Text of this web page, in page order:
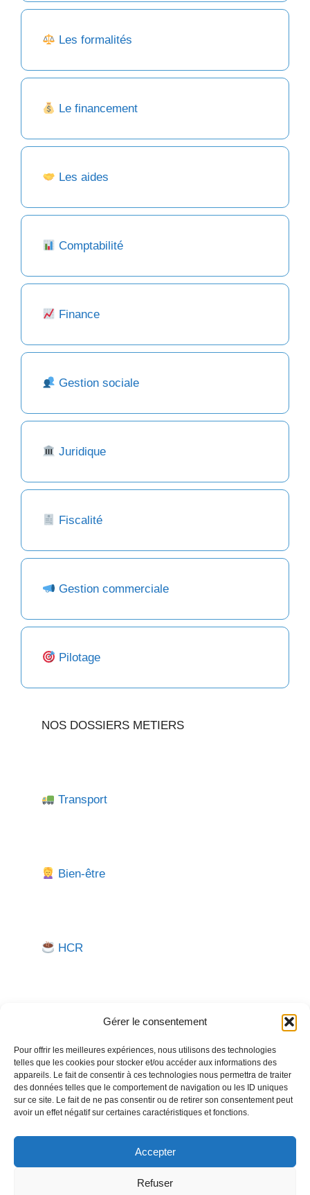
Gérer le consentement
Pour offrir les meilleures expériences, nous utilisons des technologies
telles que les cookies pour stocker et/ou accéder aux informations des
appareils. Le fait de consentir à ces technologies nous permettra de traiter
des données telles que le comportement de navigation ou les ID uniques
sur ce site. Le fait de ne pas consentir ou de retirer son consentement peut
avoir un effet négatif sur certaines caractéristiques et fonctions.
Accepter
Refuser
Les formalités
Le financement
Les aides
Comptabilité
Finance
Gestion sociale
Juridique
Fiscalité
Gestion commerciale
Pilotage
NOS DOSSIERS METIERS
Transport
Bien-être
HCR
Besoin d'aide pour créer ou gérer votre entreprise ?
Un expert vous répond.
Nous contacter →